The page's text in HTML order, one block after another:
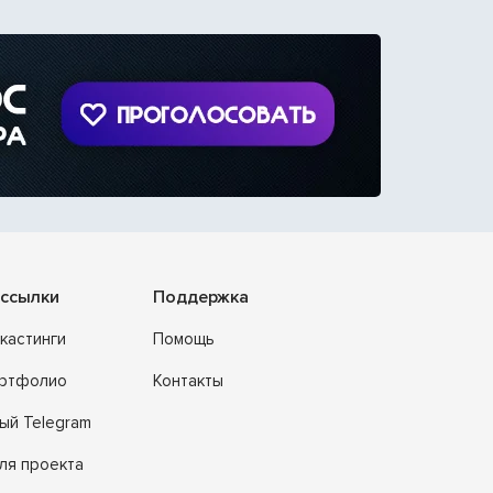
Telegram
проекта
Поддержка
Помощь
Контакты